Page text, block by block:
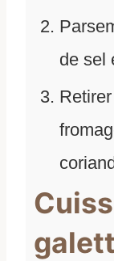
de sel